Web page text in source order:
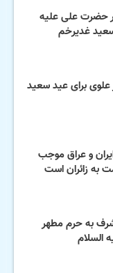
حضرت علی علیه
سعید غدیرخم
برای عید سعید
و عراق موجب
به زائران است
به حرم مطهر
السلام